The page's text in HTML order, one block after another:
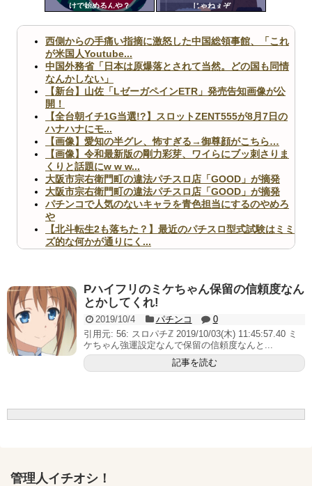
けで始めるんや？
じゃねぇぞ
ツー
西側からの手痛い指摘に激怒した中国総領事館、「これ
が米国人Youtube...
中国外務省「日本は原爆落とされて当然。どの国も同情
なんかしない」
【新台】山佐「LゼーガペインETR」発売告知画像が公
開！
【全台朝イチ1G当選!?】スロットZENT555が8月7日の
ハナハナにモ...
【画像】愛知の半グレ、怖すぎる→御尊顔がこちら…
【画像】令和最新版の剛力彩芽、ワイらにブッ刺さりま
くりと話題にw w w...
大阪市宗右衛門町の違法パチスロ店「GOOD」が摘発
大阪市宗右衛門町の違法パチスロ店「GOOD」が摘発
パチンコで人気のないキャラを青色担当にするのやめろ
や
【北斗転生2も落ちた？】最近のパチスロ型式試験はミミ
ズ的な何かが通りにく...
Powered by livedoor 相互RSS
Pハイフリのミケちゃん保留の信頼度なん
とかしてくれ!
2019/10/4 パチンコ
0
引用元: 56: スロパチℤ 2019/10/03(木) 11:45:57.40 ミ
ケちゃん強運設定なんで保留の信頼度なんと...
記事を読む
管理人イチオシ！